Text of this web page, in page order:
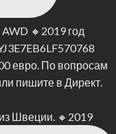
Швеции. 🔸2019